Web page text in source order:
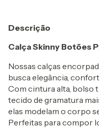
Descrição
Calça Skinny Botões
Nossas calças
busca elegância,
Com cintura alta, bolso
tecido de gramatura
elas modelam o corpo
Perfeitas para compor